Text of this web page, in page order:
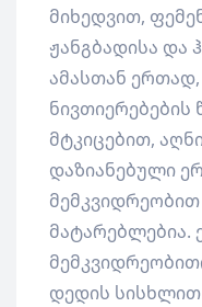
მიხედვით,
ჟანგბადისა და
ამასთან
ნივთიერებების
მტკიცებით,
დაზიანებული
მატარებლებია.
დედის სისხლით